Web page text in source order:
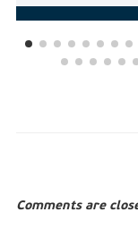
Comments are